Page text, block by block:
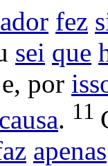
fez
sei que
e, por
causa. 11
apenas